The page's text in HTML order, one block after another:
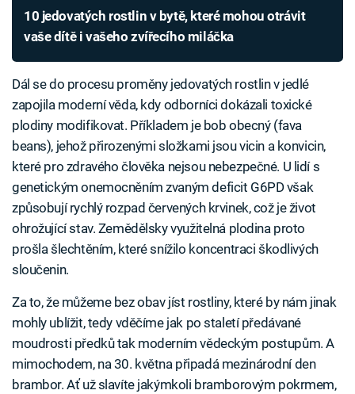
10 jedovatých rostlin v bytě, které mohou otrávit
vaše dítě i vašeho zvířecího miláčka
Dál se do procesu proměny jedovatých rostlin v jedlé
zapojila moderní věda, kdy odborníci dokázali toxické
plodiny modifikovat. Příkladem je bob obecný (fava
beans), jehož přirozenými složkami jsou vicin a konvicin,
které pro zdravého člověka nejsou nebezpečné. U lidí s
genetickým onemocněním zvaným deficit G6PD však
způsobují rychlý rozpad červených krvinek, což je život
ohrožující stav. Zemědělsky využitelná plodina proto
prošla šlechtěním, které snížilo koncentraci škodlivých
sloučenin.
Za to, že můžeme bez obav jíst rostliny, které by nám jinak
mohly ublížit, tedy vděčíme jak po staletí předávané
moudrosti předků tak moderním vědeckým postupům. A
mimochodem, na 30. května připadá mezinárodní den
brambor. Ať už slavíte jakýmkoli bramborovým pokrmem,